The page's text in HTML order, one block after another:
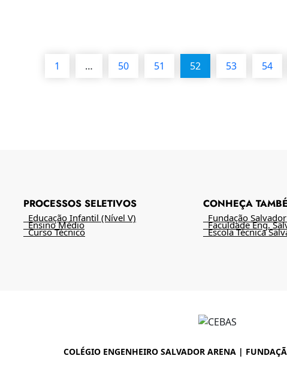
1 … 50 51 52 53 54
PROCESSOS SELETIVOS
Educação Infantil (Nível V)
Ensino Médio
Curso Técnico
CONHEÇA
Fundação
Faculdade Eng.
Escola Técnica
COLÉGIO ENGENHEIRO SALVADOR ARENA |